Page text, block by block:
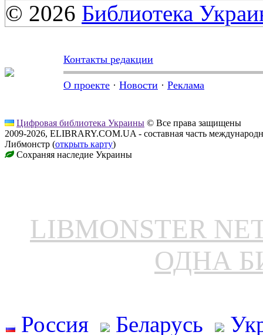
© 2026 Библиотека
Контакты редакции
О проекте · Новости · Реклама
Цифровая библиотека Украины © Все права защищены
2009-2026, ELIBRARY.COM.UA - составная часть
Либмонстр (открыть карту)
Сохраняя наследие Украины
LIBMONSTER
ОДНА
Россия Беларусь